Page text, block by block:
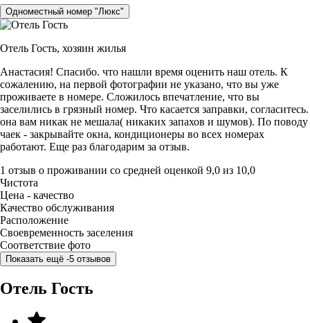
Одноместный номер "Люкс"
Отель Гость, хозяин жилья
Анастасия! Спасибо. что нашли время оценить наш отель. К
сожалению, на первой фотографии не указано, что вы уже
проживаете в номере. Сложилось впечатление, что вы
заселились в грязный номер. Что касается заправки, согласитесь.
она вам никак не мешала( никаких запахов и шумов). По поводу
чаек - закрывайте окна, кондиционеры во всех номерах
работают. Еще раз благодарим за отзыв.
1 отзыв о проживании со средней оценкой 9,0 из 10,0
Чистота
Цена - качество
Качество обслуживания
Расположение
Своевременность заселения
Соответствие фото
Показать ещё -5 отзывов
Отель Гость